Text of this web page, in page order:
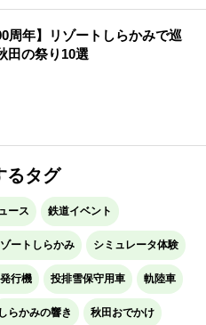
周年】リゾートしらかみで巡
田の祭り10選
るタグ
ース 鉄道イベント
ートしらかみ シミュレータ体験
行機 投排雪保守用車 軌陸車
しらかみの響き 秋田おでかけ